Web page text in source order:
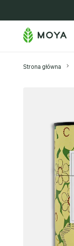
Strona główna